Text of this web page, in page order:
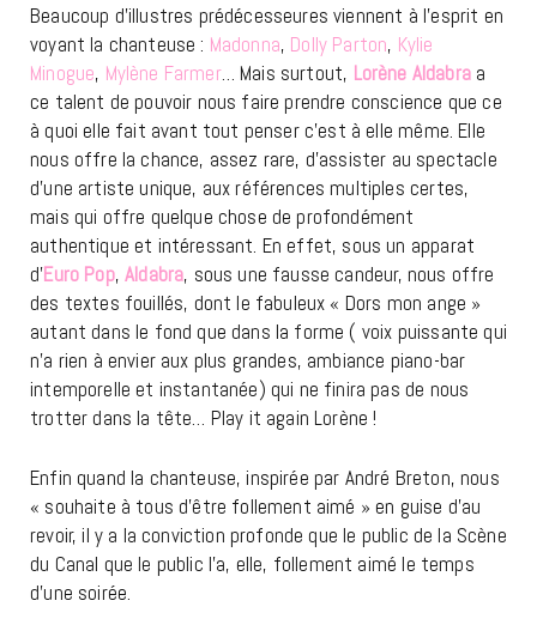
Beaucoup d’illustres prédécesseures viennent à l’esprit en
voyant la chanteuse : Madonna, Dolly Parton, Kylie
Minogue, Mylène Farmer… Mais surtout, Lorène Aldabraa
ce talent de pouvoir nous faire prendre conscience que ce
à quoi elle fait avant tout penser c’est à elle même. Elle
nous offre la chance, assez rare, d’assister au spectacle
d’une artiste unique, aux références multiples certes,
mais qui offre quelque chose de profondément
authentique et intéressant. En effet, sous un apparat
d’Euro Pop,Aldabra, sous une fausse candeur, nous offre
des textes fouillés, dont le fabuleux « Dors mon ange »
autant dans le fond que dans la forme ( voix puissante qui
n’a rien à envier aux plus grandes, ambiance piano-bar
intemporelle et instantanée) qui ne finira pas de nous
trotter dans la tête… Play it again Lorène !
Enfin quand la chanteuse, inspirée par André Breton, nous
« souhaite à tous d’être follement aimé » en guise d’au
revoir, il y a la conviction profonde que le public de la Scène
du Canal que le public l’a, elle, follement aimé le temps
d’une soirée.